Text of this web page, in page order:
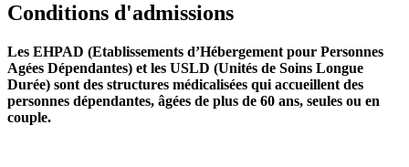
Conditions d'admissions
Les EHPAD (Etablissements d’Hébergement pour Personnes
Agées Dépendantes) et les USLD (Unités de Soins Longue
Durée) sont des structures médicalisées qui accueillent des
personnes dépendantes, âgées de plus de 60 ans, seules ou en
couple.